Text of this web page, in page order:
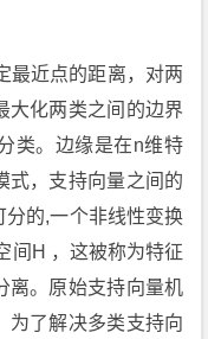
最近点的距离，对两
大化两类之间的边界
类。边缘是在n维特
式，支持向量之间的
的,一个非线性变换
间H ，这被称为特征
离。原始支持向量机
为了解决多类支持向